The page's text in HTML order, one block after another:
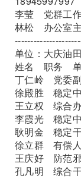
李莹 党群工
林松 办公室
单位：大庆油
姓名 职务
丁仁岭 党委
徐殿胜 稳定
王立权 综合
李霞光 稳定
耿明金 稳定
徐立群 有偿
王庆好 防范
孔凡明 综合